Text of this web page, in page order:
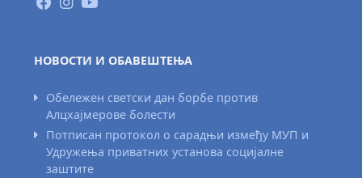
НОВОСТИ И ОБАВЕШТЕЊА
Обележен светски дан борбе против
Алцхајмерове болести
Потписан протокол о сарадњи између МУП и
Удружења приватних установа социјалне
заштите